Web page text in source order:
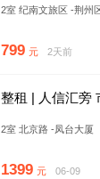
2室 纪南文
799 元 2天前
整租 | 人信汇旁
2室 北京路 -凤台大厦
1399 元 06-09